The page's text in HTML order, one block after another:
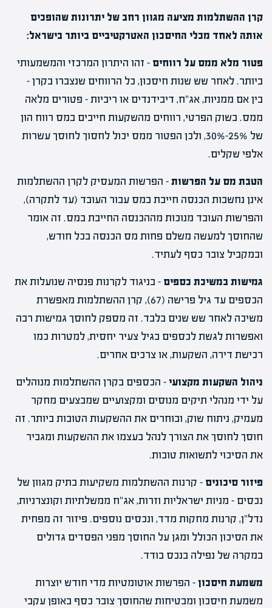
קרן ההשתלמות מציעה מגוון רחב של יתרונות שהופכים
אותה לאחד מכלי החיסכון האטרקטיביים ביותר בישראל:
פטור מלא ממס על רווחים – זהו היתרון המרכזי והמשמעותי
ביותר. לאחר שש שנות חיסכון, כל הרווחים שנצברו בקרן –
בין אם ממניות, אג"ח, דיבידנדים או ריביות – פטורים מלאה
ממס. בשוק הפרטי, רווחים מהשקעות חייבים במס רווח הון
של 25%-30%, ולכן הפטור ממס יכול לחסוך לחוסך עשרות
אלפי שקלים.
הטבת מס על הפרשות– הפרשות המעסיק לקרן ההשתלמות
אינן נחשבות הכנסה חייבת במס עבור העובד (עד לתקרה),
והפרשות העובד מנוכות מההכנסה החייבת במס. זה אומר
שהחוסך למעשה משלם פחות מס הכנסה בכל חודש,
ובמקביל צובר כסף לעתיד.
גמישות במשיכת כספים – בניגוד לקרנות פנסיה שנועלות את
הכספים עד גיל פרישה (67), קרן ההשתלמות מאפשרת
משיכה לאחר שש שנים בלבד. זה מספק לחוסך גמישות רבה
ואפשרות לגשת לכספים בגיל צעיר יחסית, למטרות כמו
רכישת דירה, השקעות, או צרכים אחרים.
ניהול השקעות מקצועי– הכספים בקרן ההשתלמות מנוהלים
על ידי מנהלי תיקים מנוסים ומקצועיים שמבצעים מחקר
מעמיק, ניתוח שוק, ובוחרים את ההשקעות הטובות ביותר. זה
חוסך לחוסך את הצורך לנהל בעצמו את ההשקעות ומגביר
את הסיכוי לתשואות טובות.
פיזור סיכונים – קרנות ההשתלמות משקיעות בתיק מגוון של
נכסים – מניות ישראליות וזרות, אג"ח ממשלתיות וקונצרניות,
נדל"ן, קרנות מחקות מדד, ונכסים נוספים. פיזור זה מפחית
את הסיכון הכולל ומגן על החוסך מפני הפסדים גדולים
במקרה של נפילה בנכס בודד.
משמעת חיסכון– הפרשות אוטומטיות מדי חודש יוצרות
משמעת חיסכון ומבטיחות שהחוסך צובר כסף באופן עקבי